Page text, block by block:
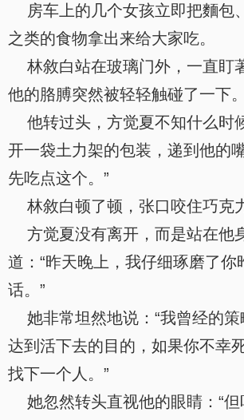
房车上的几个女孩立即把麵包
之类的食物拿出来给大家吃。
林敘白站在玻璃门外，一直盯
他的胳膊突然被轻轻触碰了一下。
他转过头，方觉夏不知什么时
开一袋土力架的包装，递到他的
先吃点这个。”
林敘白顿了顿，张口咬住巧克
方觉夏没有离开，而是站在他
道：“昨天晚上，我仔细琢磨了你
话。”
她非常坦然地说：“我曾经的策
达到活下去的目的，如果你不幸
找下一个人。”
她忽然转头直视他的眼睛：“但